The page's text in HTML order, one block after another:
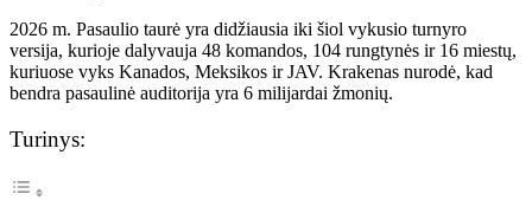
2026 m. Pasaulio taurė yra didžiausia iki šiol vykusio turnyro
versija, kurioje dalyvauja 48 komandos, 104 rungtynės ir 16 miestų,
kuriuose vyks Kanados, Meksikos ir JAV. Krakenas nurodė, kad
bendra pasaulinė auditorija yra 6 milijardai žmonių.
Turinys: